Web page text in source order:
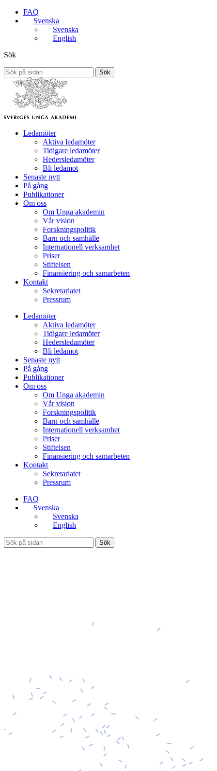
FAQ
Svenska
Svenska
English
Sök
Sök
Ledamöter
Aktiva ledamöter
Tidigare ledamöter
Hedersledamöter
Bli ledamot
Senaste nytt
På gång
Publikationer
Om oss
Om Unga akademin
Vår vision
Forskningspolitik
Barn och samhälle
Internationell verksamhet
Priser
Stiftelsen
Finansiering och samarbeten
Kontakt
Sekretariatet
Pressrum
Ledamöter
Aktiva ledamöter
Tidigare ledamöter
Hedersledamöter
Bli ledamot
Senaste nytt
På gång
Publikationer
Om oss
Om Unga akademin
Vår vision
Forskningspolitik
Barn och samhälle
Internationell verksamhet
Priser
Stiftelsen
Finansiering och samarbeten
Kontakt
Sekretariatet
Pressrum
FAQ
Svenska
Svenska
English
Sök